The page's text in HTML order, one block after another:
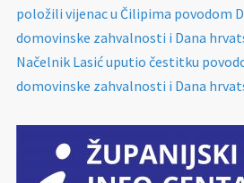
položili vijenac u Čilipima povodom
domovinske zahvalnosti i Dana
Načelnik Lasić uputio čestitku
domovinske zahvalnosti i Dana